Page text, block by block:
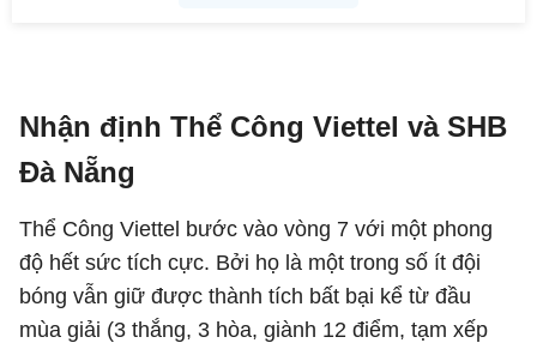
Nhận định Thể Công Viettel và SHB
Đà Nẵng
Thể Công Viettel bước vào vòng 7 với một phong
độ hết sức tích cực. Bởi họ là một trong số ít đội
bóng vẫn giữ được thành tích bất bại kể từ đầu
mùa giải (3 thắng, 3 hòa, giành 12 điểm, tạm xếp